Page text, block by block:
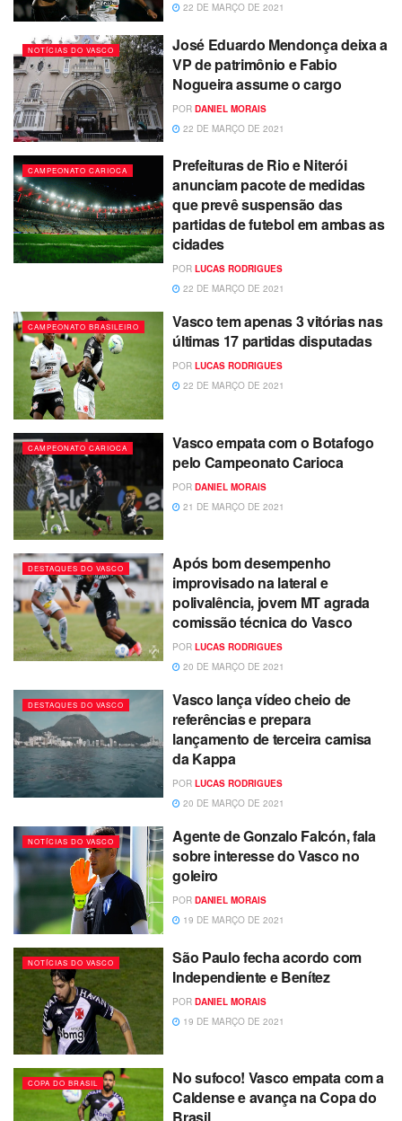
22 DE MARÇO DE 2021
NOTÍCIAS DO VASCO
José Eduardo Mendonça deixa a
VP de patrimônio e Fabio
Nogueira assume o cargo
POR DANIEL MORAIS
22 DE MARÇO DE 2021
CAMPEONATO CARIOCA
Prefeituras de Rio e Niterói
anunciam pacote de medidas
que prevê suspensão das
partidas de futebol em ambas as
cidades
POR LUCAS RODRIGUES
22 DE MARÇO DE 2021
CAMPEONATO BRASILEIRO
Vasco tem apenas 3 vitórias nas
últimas 17 partidas disputadas
POR LUCAS RODRIGUES
22 DE MARÇO DE 2021
CAMPEONATO CARIOCA
Vasco empata com o Botafogo
pelo Campeonato Carioca
POR DANIEL MORAIS
21 DE MARÇO DE 2021
DESTAQUES DO VASCO
Após bom desempenho
improvisado na lateral e
polivalência, jovem MT agrada
comissão técnica do Vasco
POR LUCAS RODRIGUES
20 DE MARÇO DE 2021
DESTAQUES DO VASCO
Vasco lança vídeo cheio de
referências e prepara
lançamento de terceira camisa
da Kappa
POR LUCAS RODRIGUES
20 DE MARÇO DE 2021
NOTÍCIAS DO VASCO
Agente de Gonzalo Falcón, fala
sobre interesse do Vasco no
goleiro
POR DANIEL MORAIS
19 DE MARÇO DE 2021
NOTÍCIAS DO VASCO
São Paulo fecha acordo com
Independiente e Benítez
POR DANIEL MORAIS
19 DE MARÇO DE 2021
COPA DO BRASIL
No sufoco! Vasco empata com a
Caldense e avança na Copa do